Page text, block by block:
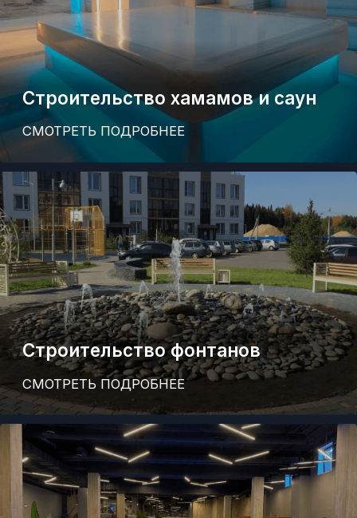
Политика конфиденциальности